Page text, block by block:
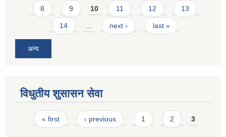
8 9 10 11 12 13
14 next › last »
अन्य
विधुतीय शुसासन सेवा
Pages
« first ‹ previous 1 2 3